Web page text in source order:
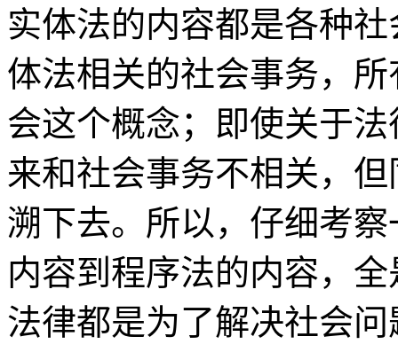
实体法的内容都是各种
体法相关的社会事务，
会这个概念；即使关于
来和社会事务不相关，
溯下去。所以，仔细考
内容到程序法的内容，
法律都是为了解决社会问